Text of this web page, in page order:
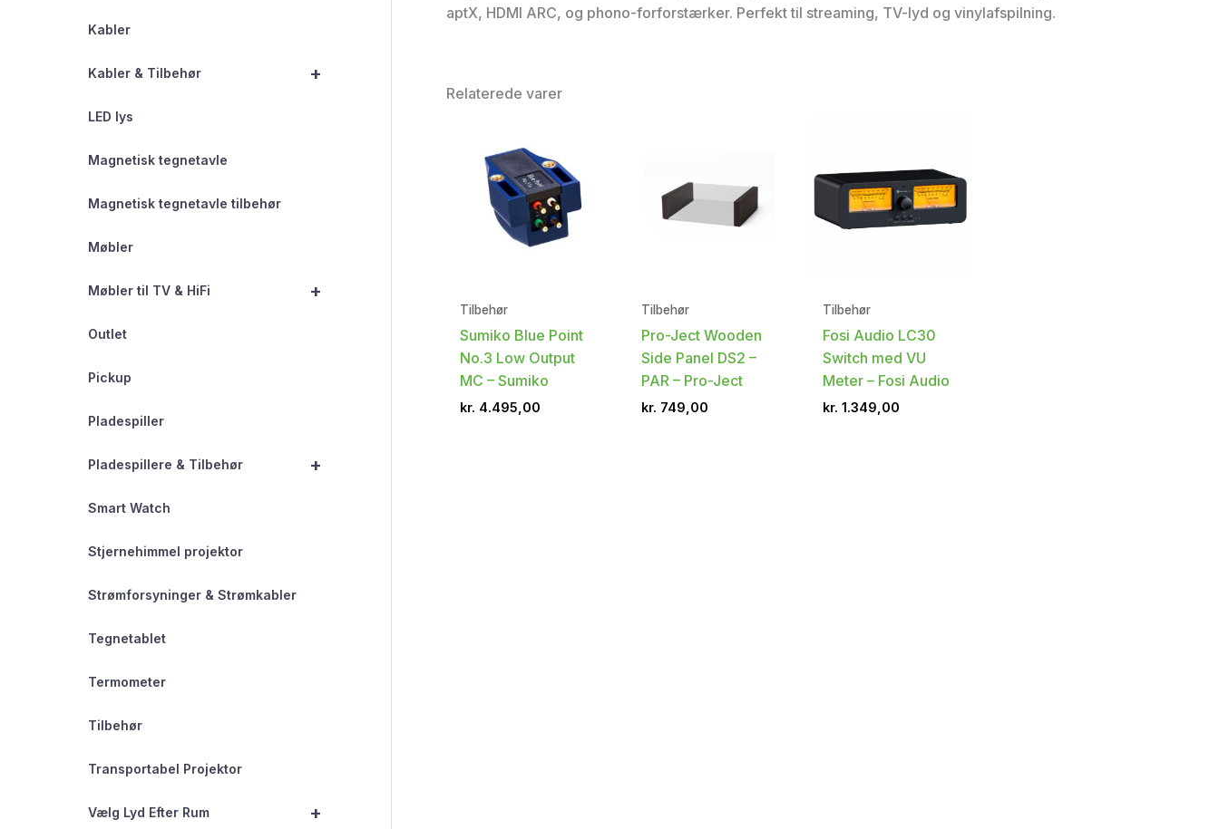
Kabler
+
Kabler & Tilbehør
LED lys
Magnetisk tegnetavle
Magnetisk tegnetavle tilbehør
Møbler
+
Møbler til TV & HiFi
Outlet
Pickup
Pladespiller
+
Pladespillere & Tilbehør
Smart Watch
Stjernehimmel projektor
Strømforsyninger & Strømkabler
Tegnetablet
Termometer
Tilbehør
Transportabel Projektor
+
Vælg Lyd Efter Rum
aptX, HDMI ARC, og phono-forforstærker. Perfekt til streaming, TV-lyd og vinylafspilning.
Relaterede varer
Tilbehør
Sumiko Blue Point
No.3 Low Output
MC – Sumiko
kr. 4.495,00
Tilbehør
Pro-Ject Wooden
Side Panel DS2 –
PAR – Pro-Ject
kr. 749,00
Tilbehør
Fosi Audio LC30
Switch med VU
Meter – Fosi Audio
kr. 1.349,00